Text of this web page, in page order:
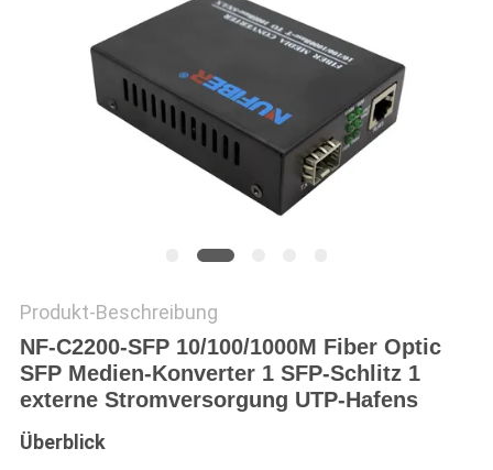
SITEMAP
DATENSCHUTZRICHTLINIE
Produkt-Beschreibung
NF-C2200-SFP 10/100/1000M Fiber Optic
SFP Medien-Konverter 1 SFP-Schlitz 1
externe Stromversorgung UTP-Hafens
Überblick